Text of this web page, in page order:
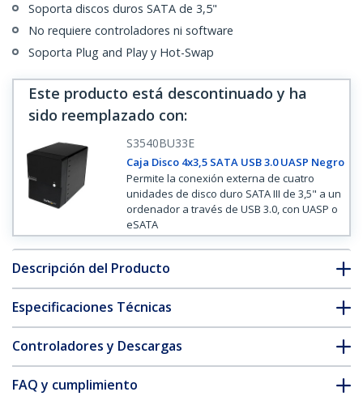
Soporta discos duros SATA de 3,5"
No requiere controladores ni software
Soporta Plug and Play y Hot-Swap
Este producto está descontinuado y ha
sido reemplazado con:
S3540BU33E
Caja Disco 4x3,5 SATA USB 3.0 UASP Negro
Permite la conexión externa de cuatro
unidades de disco duro SATA III de 3,5" a un
ordenador a través de USB 3.0, con UASP o
eSATA
Descripción del Producto
Especificaciones Técnicas
Controladores y Descargas
FAQ y cumplimiento